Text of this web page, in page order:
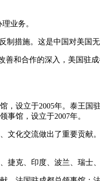
业务。
措施。这是中国对美国
善和合作的深入，美国驻
设立于2005年。泰王国
事馆，设立于2007年。
文化交流做出了重要贡献
克、印度、波兰、瑞士